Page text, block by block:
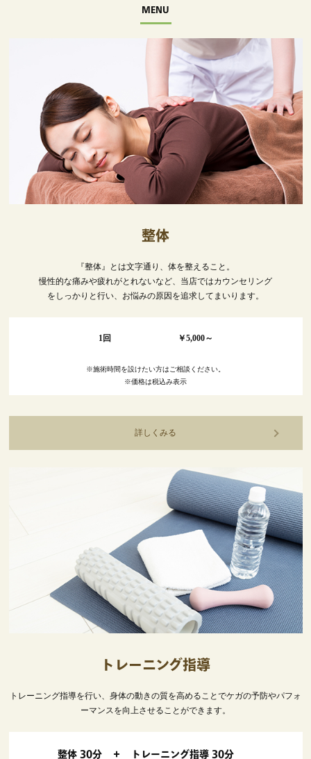
MENU
整体
『整体』とは文字通り、体を整えること。
慢性的な痛みや疲れがとれないなど、当店ではカウンセリング
をしっかりと行い、お悩みの原因を追求してまいります。
1回 ￥5,000～
※施術時間を設けたい方はご相談ください。
※価格は税込み表示
詳しくみる
トレーニング指導
トレーニング指導を行い、身体の動きの質を高めることでケガの予防やパフォ
ーマンスを向上させることができます。
整体 30分 ＋ トレーニング指導 30分